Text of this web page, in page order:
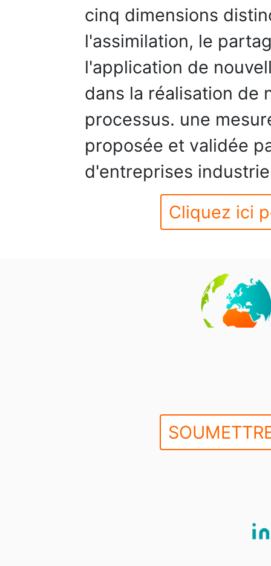
cinq dimensions
l'assimilation, le
l'application de
dans la réalisation de
processus. une
proposée et validée
d'entreprises
Cliquez ici